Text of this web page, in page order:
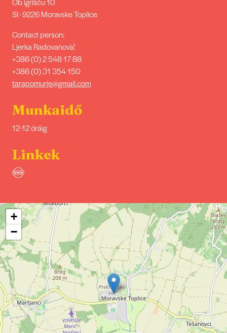
SI - 9226 Moravske Toplice
Contact person:
Ljerka Radovanović
+386 (0) 2 548 17 88
+386 (0) 31 354 150
tarapomurje@gmail.com
Munkaidő
12-12 óráig
Linkek
+
−